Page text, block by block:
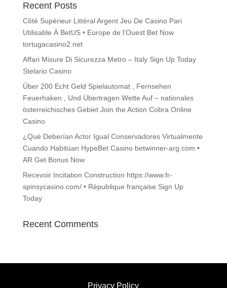
Recent Posts
Côté Supérieur Littéral Argent Jeu De Casino Pari
Utilisable À BetUS • Europe de l’Ouest Bet Now
tortugacasino2.net
Affari Misure Di Sicurezza Metro – Italy Sign Up Today
Stelario Casino
Über 200 Echt Geld Spielautomat , Fernsehen
Feuerhaken , Und Übertragen Wette Auf – nationales
österreichisches Gebiet Join the Action Cobra Online
Casino
¿Qué Deberían Actor Igual Conservadores Virtualmente
Cuando Habitúan HypeBet Casino betwinner-arg.com •
AR Get Bonus Now
Recevoir Incitation Construction https://www.fr-
spinsycasino.com/ • République française Sign Up
Today
Recent Comments
Privacy Policy